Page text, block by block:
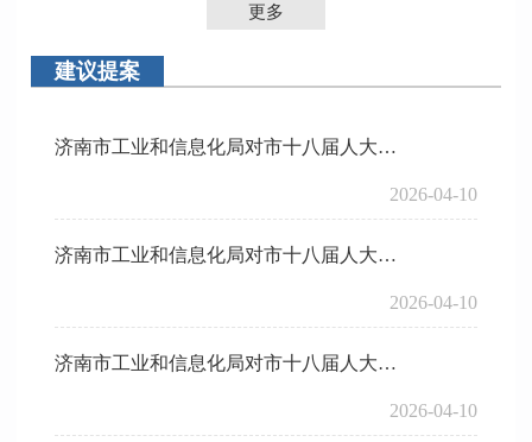
更多
建议提案
济南市工业和信息化局对市十八届人大五次会议第20260403号代表“关于支持济南建设省会制造业协同创新示范区，全面激活实体经济发展新动能的建议”的答复
2026-04-10
济南市工业和信息化局对市十八届人大五次会议第20260380号代表“关于鼓励企业接收职业学校教师进企业实践的建议”的答复
2026-04-10
济南市工业和信息化局对市十八届人大五次会议第20260376号代表关于“支持先进制造产业发展”的建议的答复
2026-04-10